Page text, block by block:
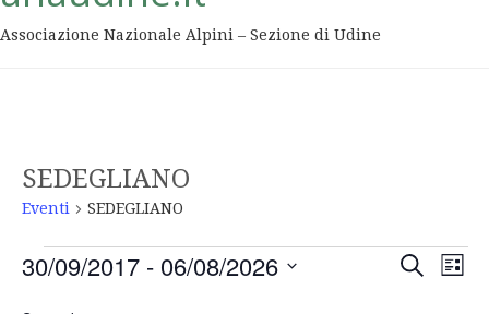
Associazione Nazionale Alpini – Sezione di Udine
SEDEGLIANO
Eventi SEDEGLIANO
Cerca
Lista
30/09/2017 - 06/08/2026